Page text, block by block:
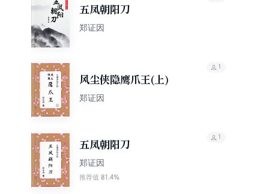
五凤朝阳刀
郑证因
风尘侠隐鹰爪王(上)
郑证因
1
五凤朝阳刀
郑证因
推荐值 81.4%
1